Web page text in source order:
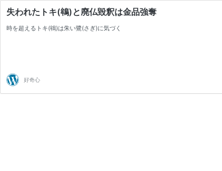
失われたトキ(鴾)と廃仏毀釈は金品強奪
時を超えるトキ(鴾)は朱い鷺(さぎ)に気づく
好奇心